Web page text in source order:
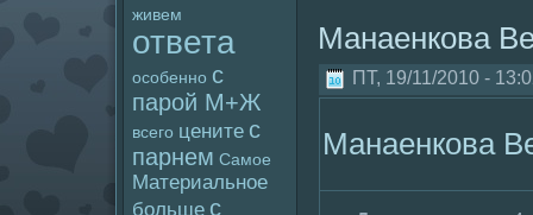
живем
ответа
особенно с
паpoй М+Ж
всего цените с
парнем Самое
Материальное
больше с
Манаенкова
ПТ, 19/11/2010 -
Манаенкова